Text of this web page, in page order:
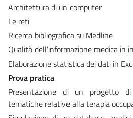
Architettura di un computer
Le reti
Ricerca bibliografica su Medline
Qualità dell’informazione medica in
Elaborazione statistica dei dati in
Prova pratica
Presentazione di un progetto
tematiche relative alla terapia